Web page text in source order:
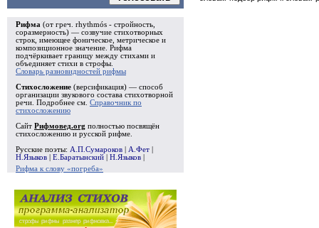
Рифма (от греч. rhythmós - стройность,
соразмерность) — созвучие стихотворных
строк, имеющее фоническое, метрическое и
композиционное значение. Рифма
подчёркивает границу между стихами и
объединяет стихи в строфы
Словарь разновидностей рифмы
Стихосложение (версификация) — способ
организации звукового состава стихотворной
речи. Подробнее см. Справочник по
стихосложению
Сайт Рифмовед.org полностью посвящён
стихосложению и русской рифме.
Русские поэты: А.П.Сумароков А.Фет
Н.Языков
Е.Баратынский Н.Языков
Рифма к слову «погреба»